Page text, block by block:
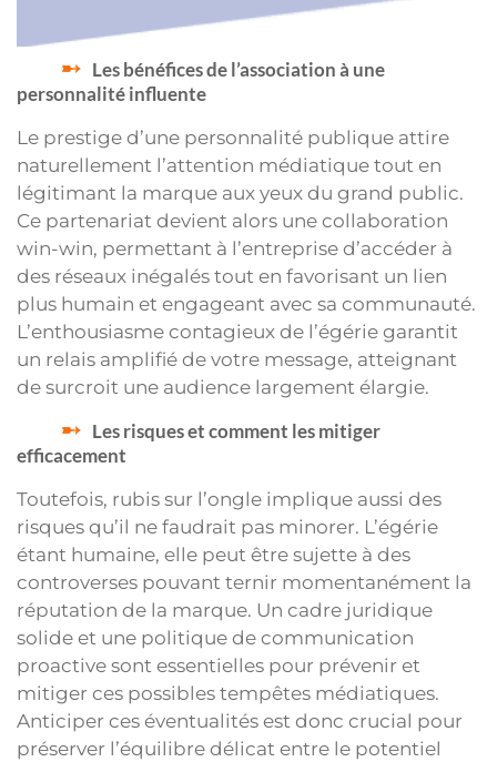
Les bénéfices de l’association à une
personnalité influente
Le prestige d’une personnalité publique attire
naturellement l’attention médiatique tout en
légitimant la marque aux yeux du grand public.
Ce partenariat devient alors une collaboration
win-win, permettant à l’entreprise d’accéder à
des réseaux inégalés tout en favorisant un lien
plus humain et engageant avec sa communauté.
L’enthousiasme contagieux de l’égérie garantit
un relais amplifié de votre message, atteignant
de surcroit une audience largement élargie.
Les risques et comment les mitiger
efficacement
Toutefois, rubis sur l’ongle implique aussi des
risques qu’il ne faudrait pas minorer. L’égérie
étant humaine, elle peut être sujette à des
controverses pouvant ternir momentanément la
réputation de la marque. Un cadre juridique
solide et une politique de communication
proactive sont essentielles pour prévenir et
mitiger ces possibles tempêtes médiatiques.
Anticiper ces éventualités est donc crucial pour
préserver l’équilibre délicat entre le potentiel